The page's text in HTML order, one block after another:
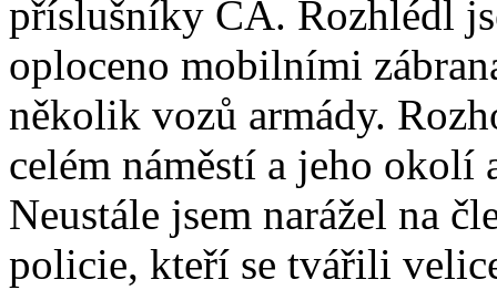
příslušníky ČA. Rozhlédl
oploceno mobilními
několik vozů armády.
celém náměstí a jeho okolí
Neustále jsem narážel na
policie, kteří se tvářili